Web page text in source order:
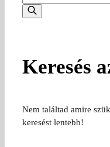
search
Keresés
Nem találtad amire
keresést lentebb!